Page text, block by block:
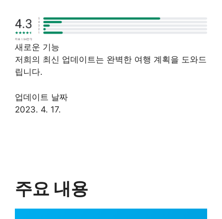
새로운 기능
저희의 최신 업데이트는 완벽한 여행 계획을 도와드
립니다.
업데이트 날짜
2023. 4. 17.
주요 내용